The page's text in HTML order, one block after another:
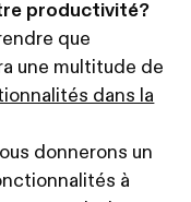
productivité?
que
une multitude de
dans la
donnerons un
à